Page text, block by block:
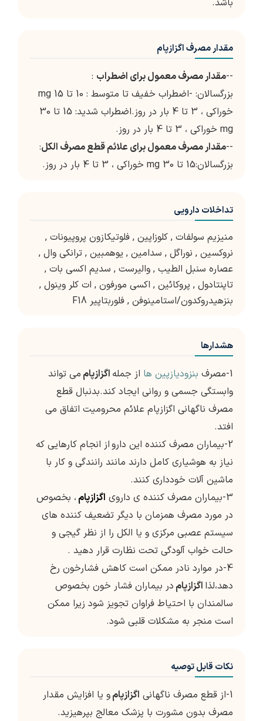
باشد.
مقدار مصرف اگزازپام
--مقدار مصرف معمول برای اضطراب :
بزرگسالان: -اضطراب خفیف تا متوسط : 10 تا 15 mg
خوراکی ، 3 تا 4 بار در روز.اضطراب شدید: 15 تا 30
mg خوراکی ، 3 تا 4 بار در روز.
--مقدار مصرف معمول برای علائم قطع مصرف الکل:
بزرگسالان:15 تا 30 mg خوراکی ، 3 تا 4 بار در روز.
تداخلات دارویی
منیزیم سولفات , کلوزاپین , فلوتیکازون پروپیونات ,
نروکسین , نوراگل , سدامین , یوهمبین , ترانکی وال ,
عصاره سنبل الطیب , والیرست , سدیم اکسی بات ,
تاپنتادول , پروکائین , اکسی مورفون , ات کلر وینول ,
بنزهیدروکدون/استامینوفن , فلوربتاپیر F18
هشدارها
1-مصرف بنزودیازپین ها از جمله اگزازپام می تواند
وابستگی جسمی و روانی ایجاد کند.بدنبال قطع
مصرف ناگهانی اگزازپام علائم محرومیت اتفاق می
افتد.
2-بیماران مصرف کننده این دارو
از انجام کارهایی که
نیاز به هوشیاری کامل دارند مانند رانندگی و کار با
ماشین آلات خودداری کنند.
3-بیماران مصرف کننده ی داروی
اگزازپام ، بخصوص
در مورد مصرف همزمان با دیگر تضعیف کننده های
سیستم عصبی مرکزی و یا الکل را از نظر گیجی و
حالت خواب آلودگی تحت نظارت قرار دهید .
4-در موارد نادر ممکن است کاهش فشارخون رخ
دهد،لذا اگزازپام در بیماران فشار خون بخصوص
سالمندان با احتیاط فراوان تجویز شود زیرا ممکن
است منجر به مشکلات قلبی شود.
نکات قابل توصیه
1-از قطع مصرف ناگهانی اگزازپامو یا افزایش مقدار
مصرف بدون مشورت با پزشک معالج بپرهیزید.